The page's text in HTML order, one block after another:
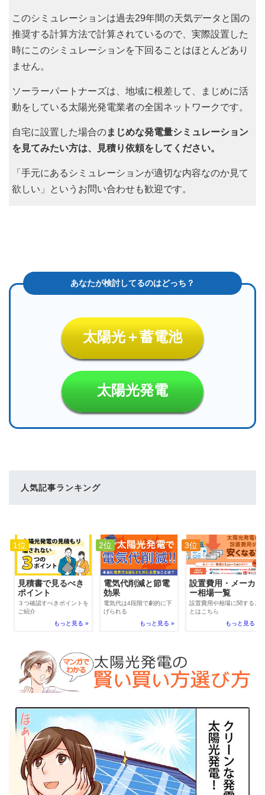
このシミュレーションは過去29年間の天気データと国の
推奨する計算方法で計算されているので、実際設置した
時にこのシミュレーションを下回ることはほとんどあり
ません。
ソーラーパートナーズは、地域に根差して、まじめに活
動をしている太陽光発電業者の全国ネットワークです。
自宅に設置した場合のまじめな発電量シミュレーション
を見てみたい方は、見積り依頼をしてください。
「手元にあるシミュレーションが適切な内容なのか見て
欲しい」というお問い合わせも歓迎です。
太陽光＋蓄電池
太陽光発電
人気記事ランキング
1位
見積書で見るべき
ポイント
３つ確認すべきポイントを
ご紹介
もっと見る »
2位
電気代削減と節電
効果
電気代は4段階で劇的に下
げられる
もっと見る »
3位
設置費用・メーカ
ー相場一覧
設置費用や相場に関するこ
とはこちら
もっと見る »